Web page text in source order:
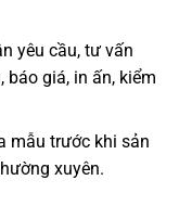
yêu cầu, tư vấn
báo giá, in ấn, kiểm
mẫu trước khi sản
xuyên.